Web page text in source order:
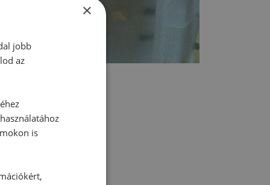
hozzászólás.
×
jobb
az
is